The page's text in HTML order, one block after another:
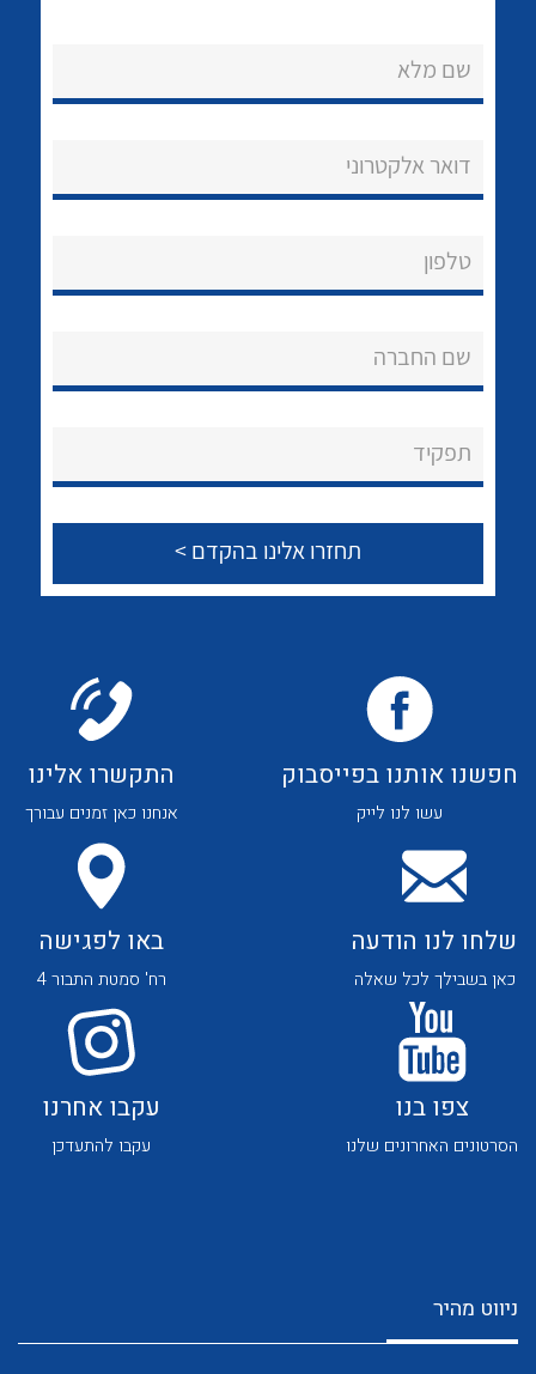
נקודות מכירה
About Ateka Ltd.
צור קשר
לכל מוצרי היצרן
לכל מוצרי היצרן לכל מוצרי היצרן
לכל מוצרי היצרן לכל מוצרי היצרן
לכל מוצרי היצרן לכל מוצרי היצרן
שם מלא
דואר אלקטרוני
טלפון
שם החברה
תפקיד
חפשנו אותנו בפייסבוק
עשו לנו לייק
התקשרו אלינו
אנחנו כאן זמנים עבורך
שלחו לנו הודעה
כאן בשבילך לכל שאלה
באו לפגישה
רח' סמטת התבור 4
צפו בנו
הסרטונים האחרונים שלנו
עקבו אחרנו
עקבו להתעדכן
ניווט מהיר